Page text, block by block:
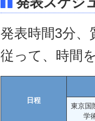
発表時間3分、
従って、時間
日程
東京国
学